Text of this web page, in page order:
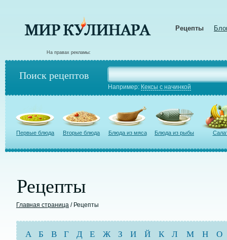
Рецепты
На правах рекламы:
Поиск рецептов
Например: Кексы с начинкой
Первые блюда Вторые блюда Блюда из мяса Блюда из рыбы
Рецепты
Главная страница / Рецепты
А Б В Г Д Е Ж З И Й К Л М Н О